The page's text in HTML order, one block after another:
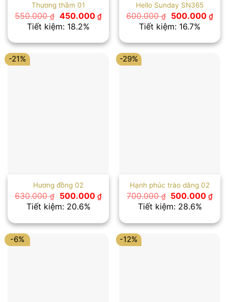
Thương thầm 01
550.000₫ Giá
gốc
là:
450.000 ₫Giá
hiện
là:
450.000 ₫.
Tiết kiệm: 18.2%
Hello Sunday SN365
600.000₫
Giá
gốc
là:
500.000 ₫Giá
hiện
là:
Tiết kiệm: 16.7%
-21%
Hương đồng 02
630.000₫
Giá
gốc
là:
500.000 ₫Giá
hiện
là:
500.000 ₫.
Tiết kiệm: 20.6%
-29%
Hạnh phúc trào dâng 02
700.000₫
Giá
gốc
là:
500.000₫Giá
là:
Tiết kiệm: 28.6%
-6% -12%